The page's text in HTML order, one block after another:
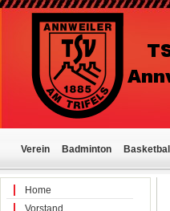
Verein Badminton Basketball
Home
Vorstand